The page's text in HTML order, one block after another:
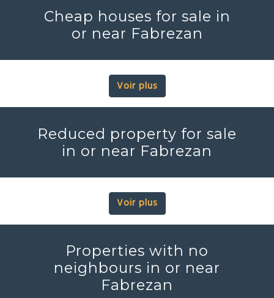
Cheap houses for sale in
or near Fabrezan
Voir plus
Reduced property for sale
in or near Fabrezan
Voir plus
Properties with no
neighbours in or near
Fabrezan